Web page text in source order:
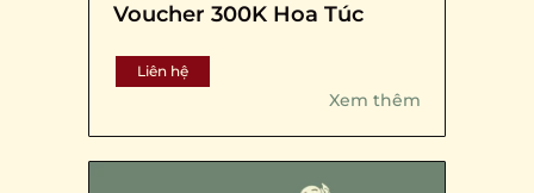
Voucher 300K Hoa Túc
Liên hệ
Xem thêm